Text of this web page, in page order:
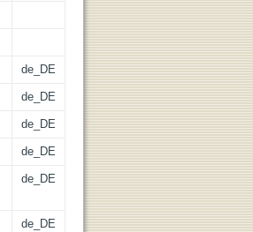
de_DE
de_DE
de_DE
de_DE
de_DE
de_DE